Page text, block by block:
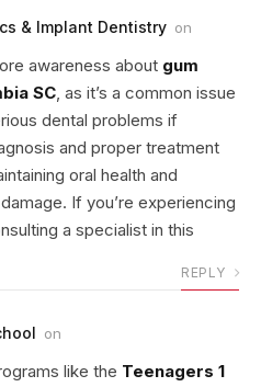
& Implant Dentistry on
awareness about gum
SC, as it’s a common issue
dental problems if
and proper treatment
oral health and
If you’re experiencing
a specialist in this
REPLY
on
like the Teenagers 1